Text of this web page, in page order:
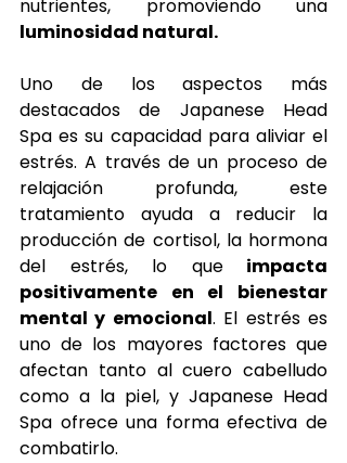
luminosidad natural.
Uno de los aspectos más
destacados de Japanese Head
Spa es su capacidad para aliviar el
estrés. A través de un proceso de
relajación profunda, este
tratamiento ayuda a reducir la
producción de cortisol, la hormona
del estrés, lo que impacta
positivamente en el bienestar
mental y emocional. El estrés es
uno de los mayores factores que
afectan tanto al cuero cabelludo
como a la piel, y Japanese Head
Spa ofrece una forma efectiva de
combatirlo.